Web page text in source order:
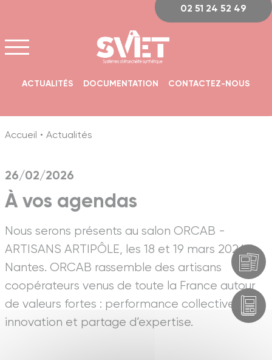
ACTUALITÉS DOCUMENTATION CONTACTEZ-NOUS
02 51 24 52 49
Accueil Actualités
26/02/2026
À vos agendas
Nous serons présents au salon ORCAB -
ARTISANS ARTIPÔLE, les 18 et 19 mars 2026 à
Nantes. ORCAB rassemble des artisans
coopérateurs venus de toute la France autour
de valeurs fortes : performance collective,
innovation et partage d’expertise.